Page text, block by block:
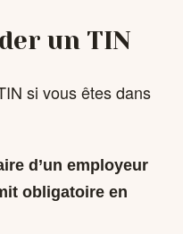
un TIN
si vous êtes dans
d’un employeur
obligatoire en